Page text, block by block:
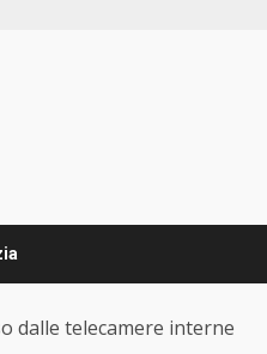
dalle telecamere interne